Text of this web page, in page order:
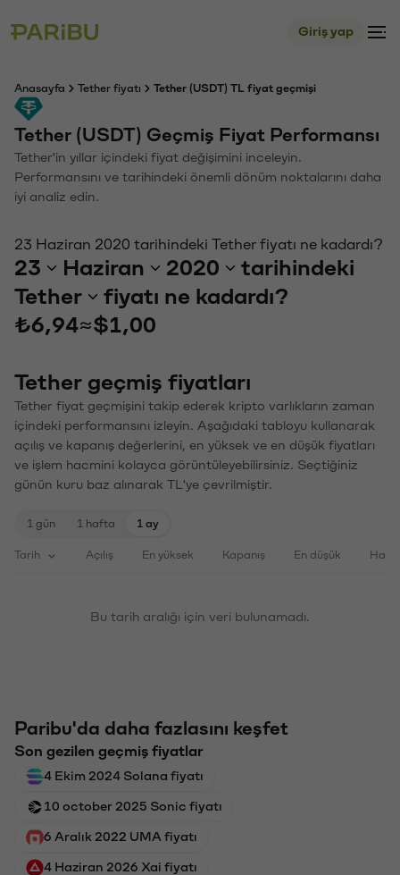
Giriş yap
Anasayfa Tether fiyatı Tether (USDT) TL fiyat geçmişi
Tether (USDT) Geçmiş Fiyat Performansı
Tether'in yıllar içindeki fiyat değişimini inceleyin.
Performansını ve tarihindeki önemli dönüm noktalarını daha
iyi analiz edin.
23 Haziran 2020 tarihindeki Tether fiyatı ne kadardı?
23 Haziran 2020
tarihindeki
Tether
fiyatı ne kadardı?
₺6,94≈$1,00
Tether geçmiş fiyatları
Tether fiyat geçmişini takip ederek kripto varlıkların zaman
içindeki performansını izleyin. Aşağıdaki tabloyu kullanarak
açılış ve kapanış değerlerini, en yüksek ve en düşük fiyatları
ve işlem hacmini kolayca görüntüleyebilirsiniz. Seçtiğiniz
günün kuru baz alınarak TL'ye çevrilmiştir.
1 gün 1 hafta 1 ay
Tarih Açılış En yüksek Kapanış En düşük
Bu tarih aralığı için veri bulunamadı.
Paribu'da daha fazlasını keşfet
Son gezilen geçmiş fiyatlar
4 Ekim 2024 Solana fiyatı
10 october 2025 Sonic fiyatı
6 Aralık 2022 UMA fiyatı
4 Haziran 2026 Xai fiyatı